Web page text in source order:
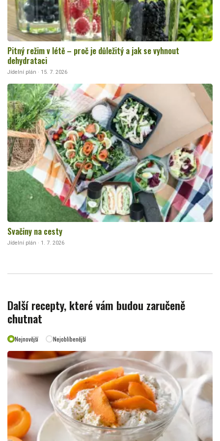
Pitný režim v létě – proč je důležitý a jak se vyhnout
dehydrataci
Jídelní plán · 15. 7. 2026
Svačiny na cesty
Jídelní plán · 1. 7. 2026
Další recepty, které vám budou zaručeně
chutnat
Nejnovější Nejoblíbenější